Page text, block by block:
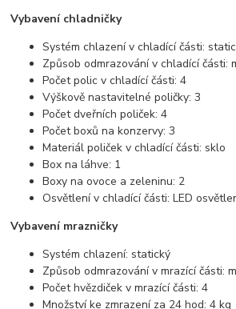
Vybavení chladničky
Systém chlazení v chladící části:
Způsob odmrazování v chladící části:
Počet polic v chladící části: 4
Výškově nastavitelné poličky: 3
Počet dveřních poliček: 4
Počet boxů na konzervy: 3
Materiál poliček v chladící části: sklo
Box na láhve: 1
Boxy na ovoce a zeleninu: 2
Osvětlení v chladící části: LED
Vybavení mrazničky
Systém chlazení: statický
Způsob odmrazování v mrazící části:
Počet hvězdiček v mrazící části: 4
Množství ke zmrazení za 24 hod: 4 kg